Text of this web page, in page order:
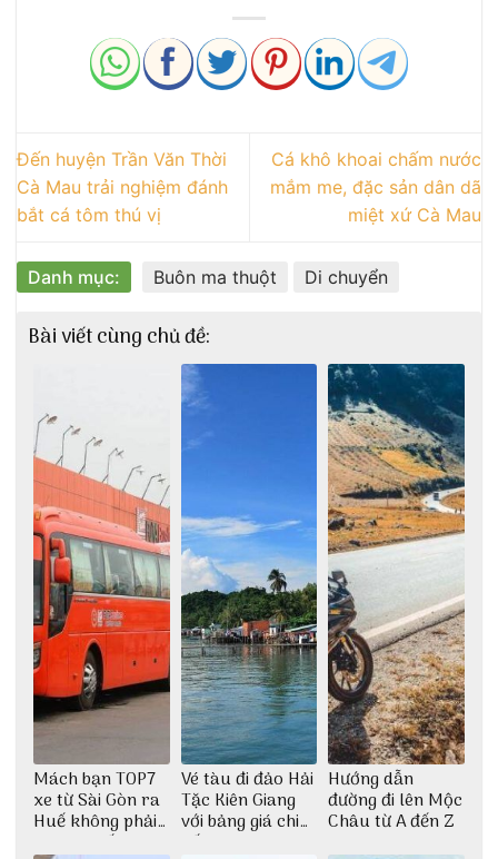
Đến huyện Trần Văn Thời
Cà Mau trải nghiệm đánh
bắt cá tôm thú vị
Cá khô khoai chấm nước
mắm me, đặc sản dân dã
miệt xứ Cà Mau
Danh mục: Buôn ma thuột Di chuyển
Bài viết cùng chủ đề:
Mách bạn TOP7
xe từ Sài Gòn ra
Huế không phải
ai cũng biết
Vé tàu đi đảo Hải
Tặc Kiên Giang
với bảng giá chi
tiết
Hướng dẫn
đường đi lên Mộc
Châu từ A đến Z